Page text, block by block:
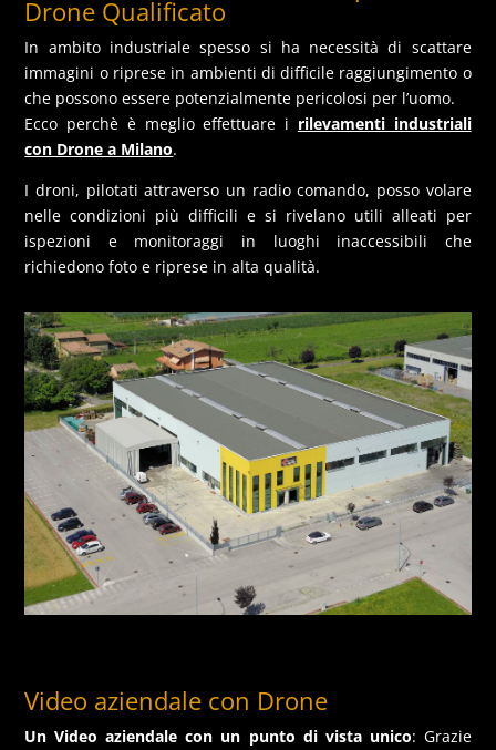
Drone Qualificato
In ambito industriale spesso si ha necessità di scattare
immagini o riprese in ambienti di difficile raggiungimento o
che possono essere potenzialmente pericolosi per l’uomo.
Ecco perchè è meglio effettuare i rilevamenti industriali
con Drone a Milano.
I droni, pilotati attraverso un radio comando, posso volare
nelle condizioni più difficili e si rivelano utili alleati per
ispezioni e monitoraggi in luoghi inaccessibili che
richiedono foto e riprese in alta qualità.
Video aziendale con Drone
Un Video aziendale con un punto di vista unico: Grazie